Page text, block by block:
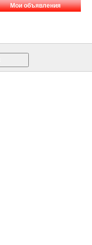
Мои объявления